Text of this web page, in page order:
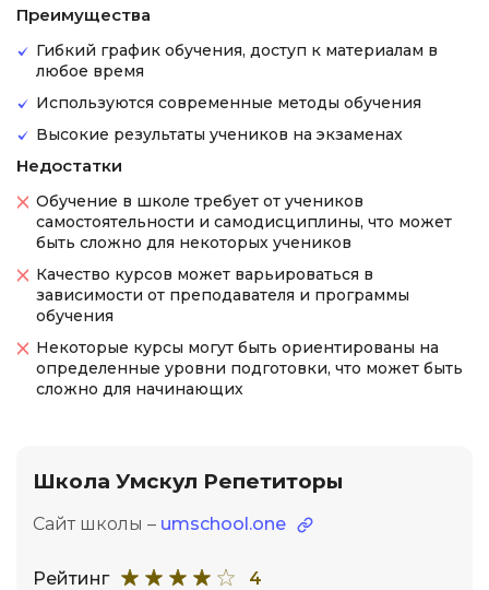
Преимущества
Гибкий график обучения, доступ к материалам в
любое время
Используются современные методы обучения
Высокие результаты учеников на экзаменах
Недостатки
Обучение в школе требует от учеников
самостоятельности и самодисциплины, что может
быть сложно для некоторых учеников
Качество курсов может варьироваться в
зависимости от преподавателя и программы
обучения
Некоторые курсы могут быть ориентированы на
определенные уровни подготовки, что может быть
сложно для начинающих
Школа Умскул Репетиторы
Сайт школы – umschool.one
Рейтинг 4